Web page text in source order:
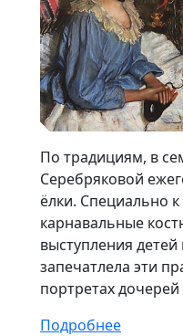
По традициям, в
Серебряковой
ёлки. Специально
карнавальные
выступления
запечатлела эти
портретах
Подробнее